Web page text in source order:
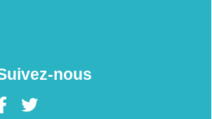
nous